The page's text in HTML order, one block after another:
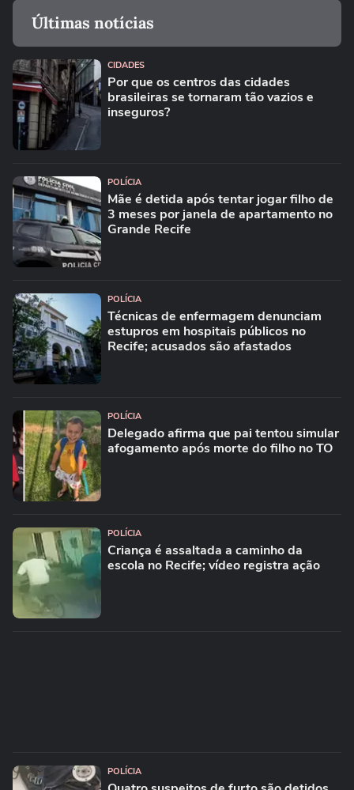
Últimas notícias
CIDADES
Por que os centros das cidades
brasileiras se tornaram tão vazios e
inseguros?
POLÍCIA
Mãe é detida após tentar jogar filho de
3 meses por janela de apartamento no
Grande Recife
POLÍCIA
Técnicas de enfermagem denunciam
estupros em hospitais públicos no
Recife; acusados são afastados
POLÍCIA
Delegado afirma que pai tentou simular
afogamento após morte do filho no TO
POLÍCIA
Criança é assaltada a caminho da
escola no Recife; vídeo registra ação
POLÍCIA